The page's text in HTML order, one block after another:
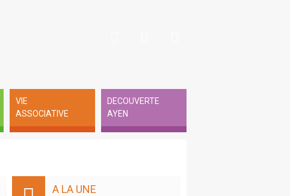
VIE
ASSOCIATIVE
DECOUVERTE
AYEN
A LA UNE